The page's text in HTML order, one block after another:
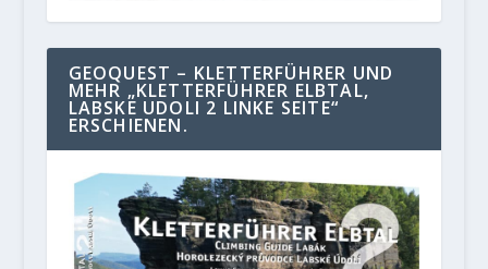
GEOQUEST – KLETTERFÜHRER UND
MEHR „KLETTERFÜHRER ELBTAL,
LABSKE UDOLI 2 LINKE SEITE“
ERSCHIENEN.